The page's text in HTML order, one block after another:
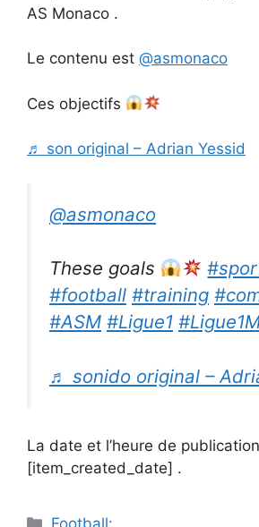
AS Monaco .
Le contenu est @asmonaco
Ces objectifs
♬ son original – Adrian Yessid
@asmonaco
These goals
#football #training
#ASM #Ligue1
♬ sonido original –
La date et l’heure de
[item_created_date] .
Catégories